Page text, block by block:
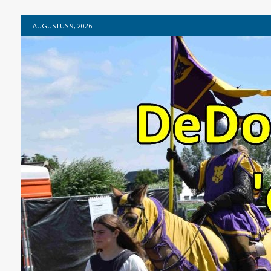
AUGUSTUS 9, 2026